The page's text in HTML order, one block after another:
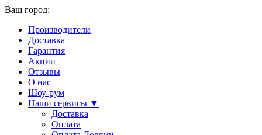
Ваш город:
Производители
Доставка
Гарантия
Акции
Отзывы
О нас
Шоу-рум
Наши сервисы ▼
Доставка
Оплата